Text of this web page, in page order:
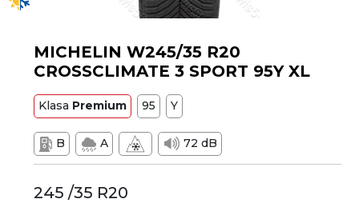
MICHELIN W245/35 R20
CROSSCLIMATE 3 SPORT 95Y XL
Klasa Premium 95 Y
B A 72 dB
245 /35 R20